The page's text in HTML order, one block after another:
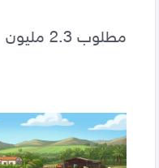
مطلوب 2.3 مليون